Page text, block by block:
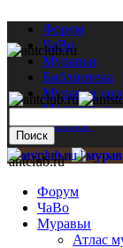
Форум
ЧаВо
Муравьи
Библиотека
Муравьи
Мастерская
Каталог
antclub.ru
Форум
ЧаВо
Муравьи
Атлас